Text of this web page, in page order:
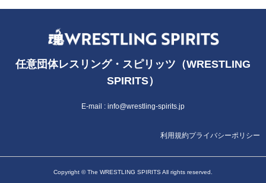
任意団体レスリング・スピリッツ（WRESTLING
SPIRITS）
E-mail : info@wrestling-spirits.jp
利用規約プライバシーポリシー
Copyright © The WRESTLING SPIRITS All rights reserved.